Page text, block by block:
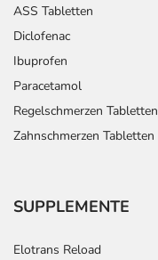
ASS Tabletten
Diclofenac
Ibuprofen
Paracetamol
Regelschmerzen Tabletten
Zahnschmerzen Tabletten
SUPPLEMENTE
Elotrans Reload